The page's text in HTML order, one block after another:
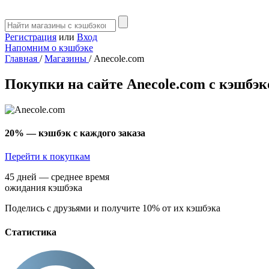
Регистрация или Вход
Напомним о кэшбэке
Главная / Магазины / Anecole.com
Покупки на сайте Anecole.com с
20% — кэшбэк с каждого заказа
Перейти к покупкам
45 дней — среднее время
ожидания кэшбэка
Поделись с друзьями и получите 10% от их кэшбэка
Статистика